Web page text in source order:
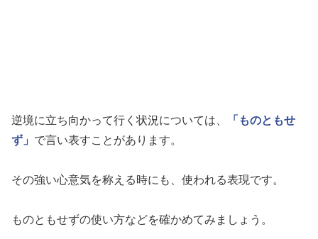
逆境に立ち向かって行く状況については、
「ものともせ
ず」 で言い表すことがあります。
その強い心意気を称える時にも、使われる表現です。
ものともせずの使い方などを確かめてみましょう。